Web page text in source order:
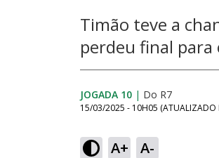
Timão teve a
perdeu final para
JOGADA 10 | Do R7
15/03/2025 - 10H05 (ATUALIZADO
A+ A-